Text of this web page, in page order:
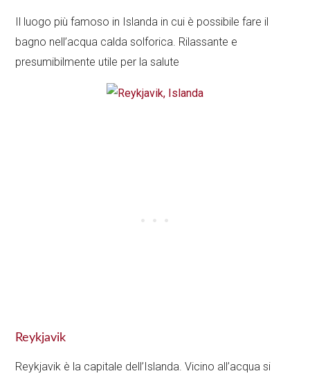
Il luogo più famoso in Islanda in cui è possibile fare il
bagno nell’acqua calda solforica. Rilassante e
presumibilmente utile per la salute
Reykjavik
Reykjavik è la capitale dell’Islanda. Vicino all’acqua si